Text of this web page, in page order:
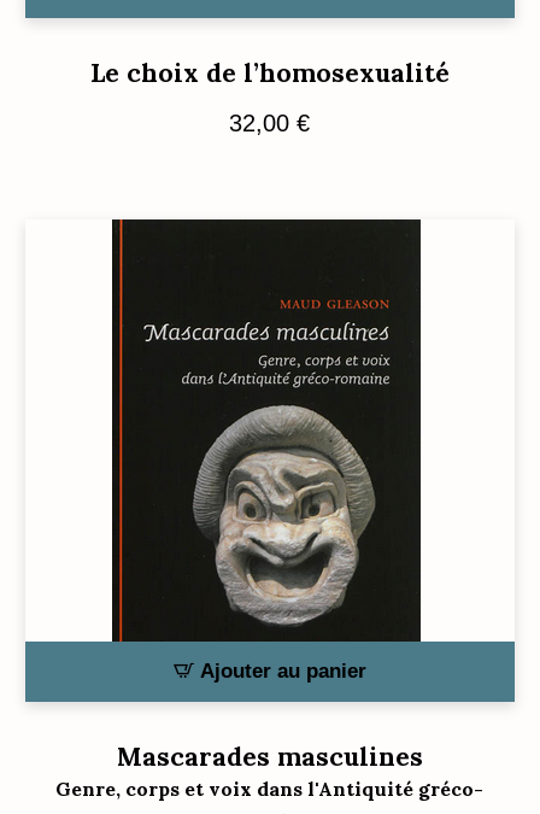
Le choix de l’homosexualité
32,00 €
Ajouter au panier
Mascarades masculines
Genre, corps et voix dans l'Antiquité gréco-